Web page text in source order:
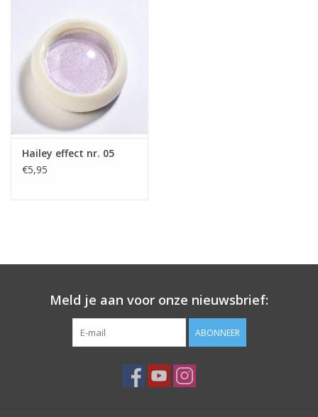
Hailey effect nr. 05
€5,95
Meld je aan voor onze nieuwsbrief:
ABONNEER